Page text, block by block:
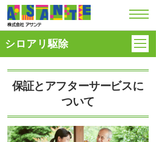
シロアリ駆除
保証とアフターサービスに
ついて